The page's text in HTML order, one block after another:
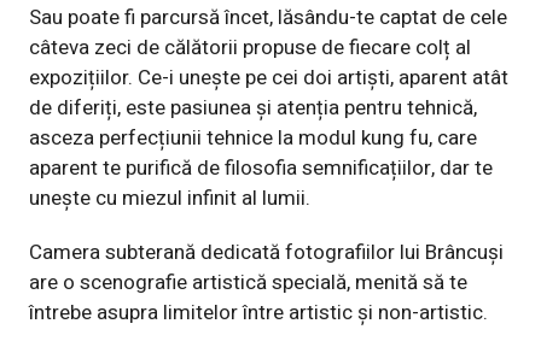
Sau poate fi parcursă încet, lăsându-te captat de cele
câteva zeci de călătorii propuse de fiecare colț al
expozițiilor. Ce-i unește pe cei doi artiști, aparent atât
de diferiți, este pasiunea și atenția pentru tehnică,
asceza perfecțiunii tehnice la modul kung fu, care
aparent te purifică de filosofia semnificațiilor, dar te
unește cu miezul infinit al lumii.
Camera subterană dedicată fotografiilor lui Brâncuși
are o scenografie artistică specială, menită să te
întrebe asupra limitelor între artistic și non-artistic.